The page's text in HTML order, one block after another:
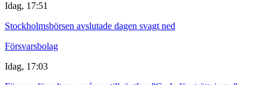
Idag, 17:51
Stockholmsbörsen avslutade dagen svagt ned
Försvarsbolag
Idag, 17:03